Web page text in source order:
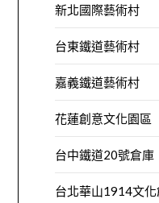
新北國際藝術村
台東鐵道藝術村
嘉義鐵道藝術村
花蓮創意文化園區
台中鐵道20號倉庫
台北華山1914文